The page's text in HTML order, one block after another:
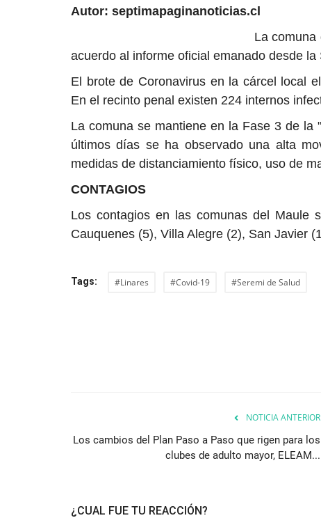
Autor: septimapaginanoticias.cl
La comuna de Linares
acuerdo al informe oficial emanado desde
El brote de Coronavirus en la cárcel local
En el recinto penal existen 224 internos
La comuna se mantiene en la Fase 3 de la
últimos días se ha observado una alta
medidas de distanciamiento físico, uso de
CONTAGIOS
Los contagios en las comunas del Maule
Cauquenes (5), Villa Alegre (2), San Javier
Tags: #Linares #Covid-19 #Seremi de Salud
NOTICIA ANTERIOR
Los cambios del Plan Paso a Paso que rigen para los
clubes de adulto mayor, ELEAM...
¿CUAL FUE TU REACCIÓN?
Tribunales